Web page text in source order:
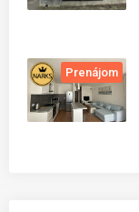
Prenájom